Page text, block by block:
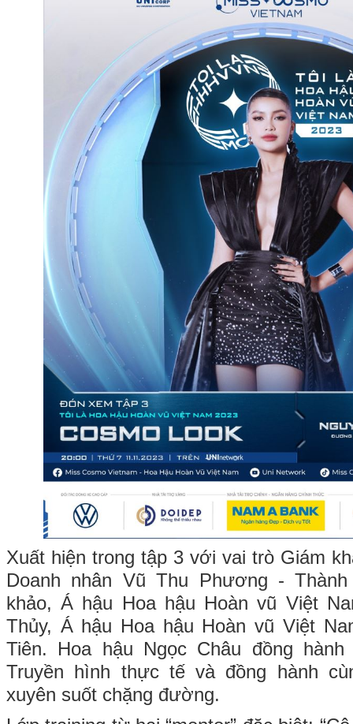
Xuất hiện trong tập 3 với vai trò Giám
Doanh nhân Vũ Thu Phương -
khảo, Á hậu Hoa hậu Hoàn vũ Việt
Thủy, Á hậu Hoa hậu Hoàn vũ Việt
Tiên. Hoa hậu Ngọc Châu đồng
Truyền hình thực tế và đồng hành
xuyên suốt chặng đường.